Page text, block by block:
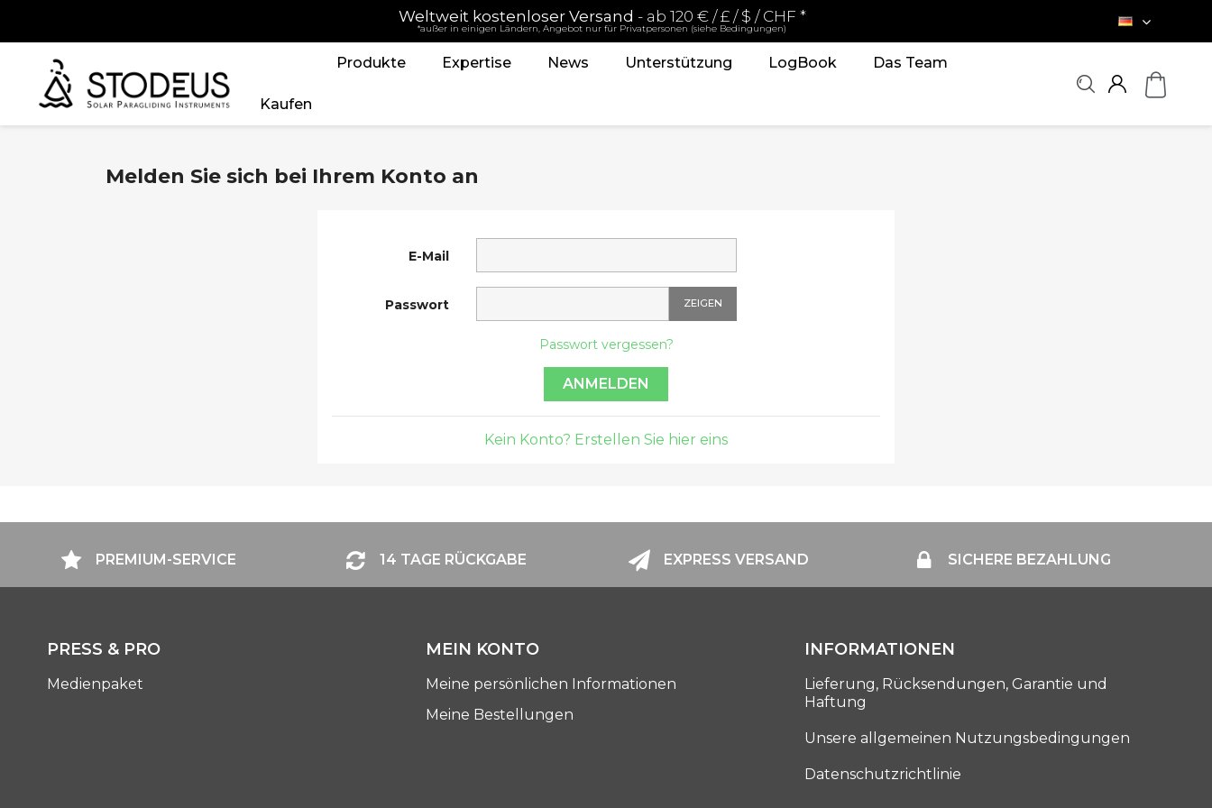
Weltweit kostenloser Versand - ab 120 € / £ / $ / CHF *
*außer in einigen Ländern, Angebot nur für Privatpersonen (siehe Bedingungen)
Produkte Expertise News Unterstützung LogBook Das Team
Kaufen
Melden Sie sich bei Ihrem Konto an
E-Mail
Passwort ZEIGEN
Passwort vergessen?
ANMELDEN
Kein Konto? Erstellen Sie hier eins
PREMIUM-SERVICE 14 TAGE RÜCKGABE EXPRESS VERSAND SICHERE BEZAHLUNG
PRESS & PRO
Medienpaket
MEIN KONTO
Meine persönlichen Informationen
Meine Bestellungen
INFORMATIONEN
Lieferung, Rücksendungen, Garantie und
Haftung
Unsere allgemeinen Nutzungsbedingungen
Datenschutzrichtlinie